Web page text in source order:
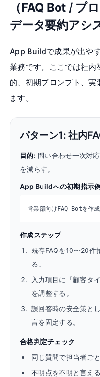
（FAQ Bot / プ
データ要約アシ
App Buildで成果が出や
業務です。ここでは社内
的、初期プロンプト、実
ます。
パターン1: 社内
目的: 問い合わせ一次対
を減らす。
App Buildへの初期指示
営業部向けFAQ Botを作
作成ステップ
既存FAQを10〜20件
る。
入力項目に「顧客タ
を調整する。
誤回答時の安全策と
言を固定する。
合格判定チェック
同じ質問で担当者ご
不明点を不明と言え